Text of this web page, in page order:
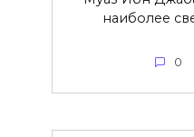
наиболее
0